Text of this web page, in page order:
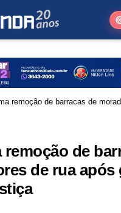
remoção de barracas de
remoção de
de rua após